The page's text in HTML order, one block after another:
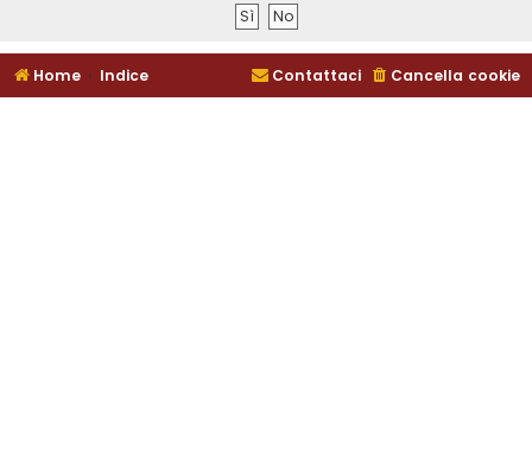
Home Indice Cancella cookie
Contattaci